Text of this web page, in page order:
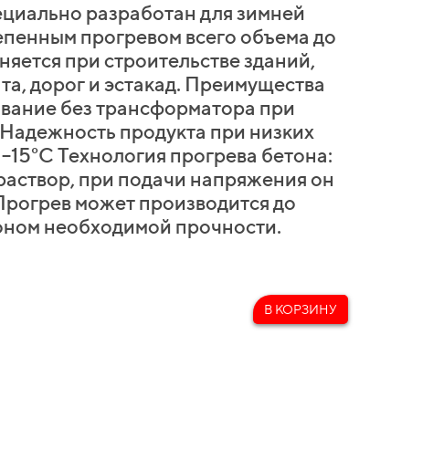
разработан для зимней
прогревом всего объема до
при строительстве зданий,
дорог и эстакад. Преимущества
без трансформатора при
продукта при низких
Технология прогрева бетона:
при подачи напряжения он
может производится до
необходимой прочности.
В КОРЗИНУ